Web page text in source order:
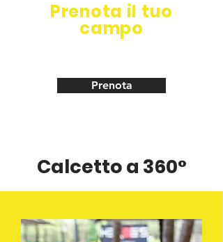
Prenota il tuo
campo
Prenota
Calcetto a 360°